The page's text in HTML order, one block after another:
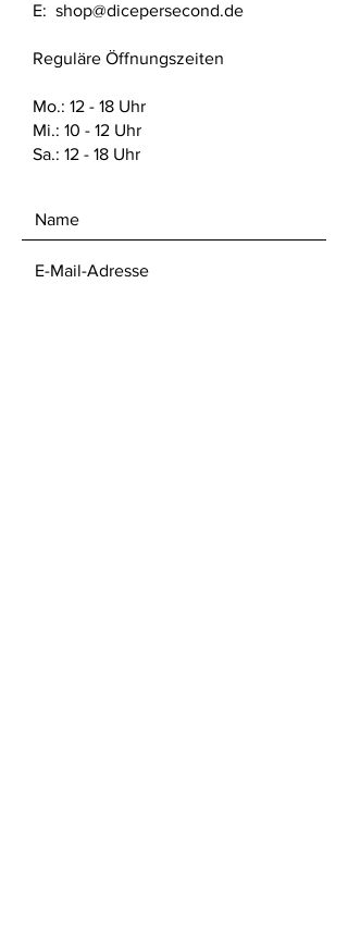
E: shop@dicepersecond.de
Reguläre Öffnungszeiten
Mo.: 12 - 18 Uhr
Mi.: 10 - 12 Uhr
Sa.: 12 - 18 Uhr